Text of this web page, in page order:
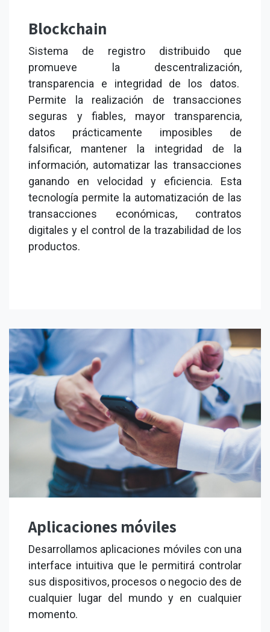
Blockchain
Sistema de registro distribuido que
promueve la descentralización,
transparencia e integridad de los datos.
Permite la realización de transacciones
seguras y fiables, mayor transparencia,
datos prácticamente imposibles de
falsificar, mantener la integridad de la
información, automatizar las transacciones
ganando en velocidad y eficiencia. Esta
tecnología permite la automatización de las
transacciones económicas, contratos
digitales y el control de la trazabilidad de los
productos.
Aplicaciones móviles
Desarrollamos aplicaciones móviles con una
interface intuitiva que le permitirá controlar
sus dispositivos, procesos o negocio des de
cualquier lugar del mundo y en cualquier
momento.